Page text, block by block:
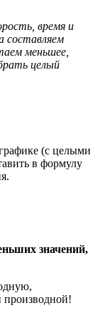
время и
составляем
меньшее,
целый
(с целыми
в формулу
значений,
производной!